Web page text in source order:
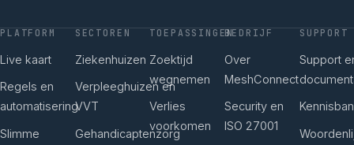
PLATFORM
Live kaart
Regels en
automatisering
Slimme
SECTOREN
Ziekenhuizen
Verpleeghuizen en
VVT
Gehandicaptenzorg
TOEPASSINGEN
Zoektijd
wegnemen
Verlies
voorkomen
BEDRIJF
Over
MeshConnect
Security en
ISO 27001
SUPPORT
Support